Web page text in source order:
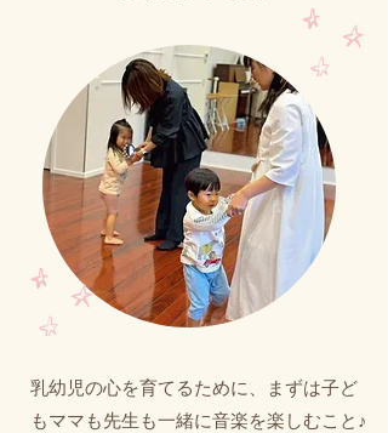
​乳幼児の心を育てるために、まずは子ど
もママも先生も一緒に音楽を楽しむこと♪